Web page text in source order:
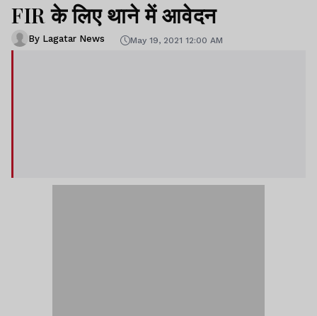
FIR के लिए थाने में आवेदन
By Lagatar News May 19, 2021 12:00 AM